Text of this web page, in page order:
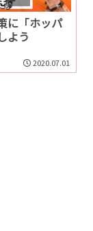
に「ホッパ
よう
2020.07.01